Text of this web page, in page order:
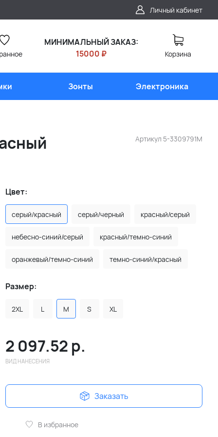
Личный кабинет
МИНИМАЛЬНЫЙ ЗАКАЗ:
15000 ₽
Корзина
Зонты Электроника
Артикул 5-3309791M
Цвет:
серый/красный серый/черный красный/серый
небесно-синий/серый красный/темно-синий
оранжевый/темно-синий темно-синий/красный
Размер:
2XL L M S XL
2 097.52 р.
ВИД НАНЕСЕНИЯ
Заказать
В избранное